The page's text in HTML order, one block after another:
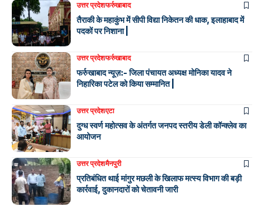
उत्तर प्रदेशफर्रुखाबाद
तैराकी के महाकुंभ में सीपी विद्या निकेतन की धाक, इलाहाबाद में
पदकों पर निशाना |
उत्तर प्रदेशफर्रुखाबाद
फर्रुखाबाद न्यूज़:- जिला पंचायत अध्यक्ष मोनिका यादव ने
निहारिका पटेल को किया सम्मानित |
उत्तर प्रदेशएटा
दुग्ध स्वर्ण महोत्सव के अंतर्गत जनपद स्तरीय डेली कॉन्क्लेव का
आयोजन
उत्तर प्रदेशमैनपुरी
प्रतिबंधित थाई मांगुर मछली के खिलाफ मत्स्य विभाग की बड़ी
कार्रवाई, दुकानदारों को चेतावनी जारी